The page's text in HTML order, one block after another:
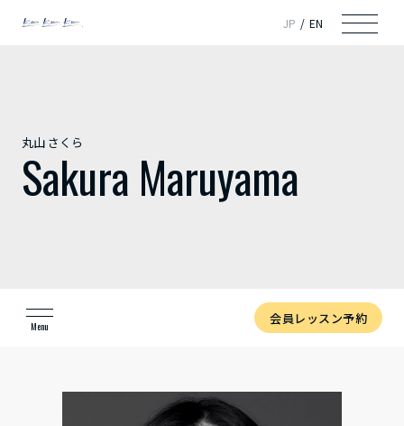
JP EN
丸山 さくら
Sakura Maruyama
Menu 会員レッスン予約